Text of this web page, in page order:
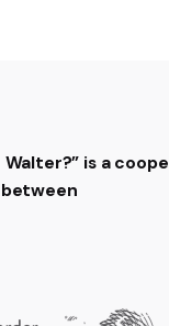
Walter?” is a